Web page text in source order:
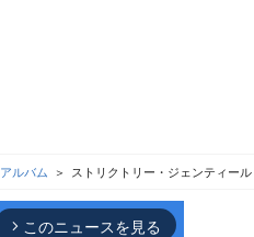
アルバム ストリクトリー・ジェンティール
arrow_forward_ios このニュースを見る